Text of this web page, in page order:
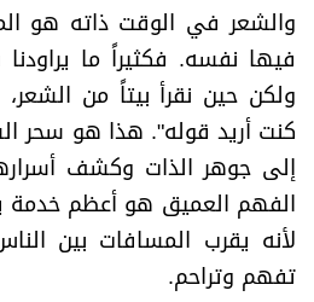
​والشعر في الوقت ذاته هو
فيها نفسه. فكثيراً ما
ولكن حين نقرأ بيتاً من
كنت أريد قوله". هذا هو سحر
إلى جوهر الذات وكشف
الفهم العميق هو أعظم خدمة
لأنه يقرب المسافات بين
تفهم وتراحم.